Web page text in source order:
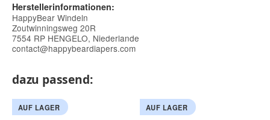
Herstellerinformationen:
HappyBear Windeln
Zoutwinningsweg 20R
7554 RP HENGELO, Niederlande
contact@happybeardiapers.com
dazu passend:
AUF LAGER AUF LAGER